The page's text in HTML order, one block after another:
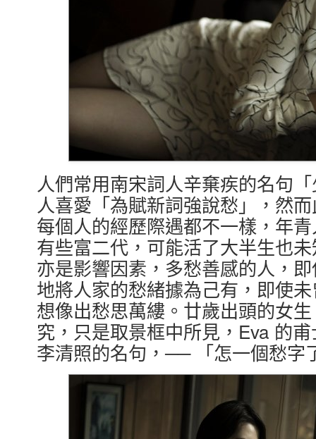
人們常用南宋詞人辛棄疾的名句
人喜愛「為賦新詞強說愁」，然
每個人的經歷際遇都不一樣，年
有些富二代，可能活了大半生也
亦是影響因素，多愁善感的人，
地將人家的愁緒據為己有，即使
想像出愁思萬縷。廿歲出頭的女
究，只是取景框中所見，Eva 的
李清照的名句，── 「怎一個愁字